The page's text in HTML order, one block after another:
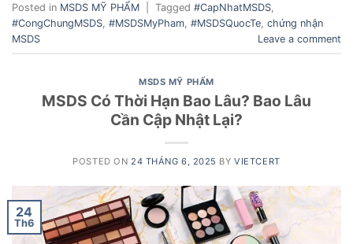
Posted in MSDS MỸ PHẨM Tagged #CapNhatMSDS
#CongChungMSDS #MSDSMyPham #MSDSQuocTe chứng nhận
MSDS
Leave a comment
MSDS MỸ PHẨM
MSDS Có Thời Hạn Bao Lâu? Bao Lâu
Cần Cập Nhật Lại?
POSTED ON 24 THÁNG 6, 2025 BYVIETCERT
24
Th6